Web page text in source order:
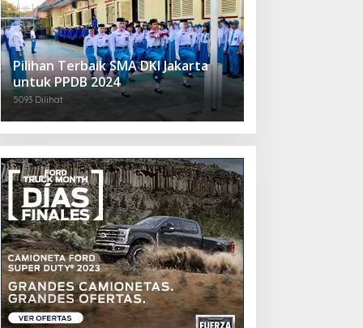
Pilihan Terbaik SMA DKI Jakarta
untuk PPDB 2024
5093 Dilihat